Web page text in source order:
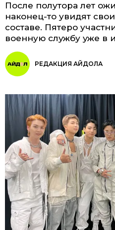
После полутора лет
наконец-то увидят
составе. Пятеро
военную службу уже в
РЕДАКЦИЯ АЙДОЛА